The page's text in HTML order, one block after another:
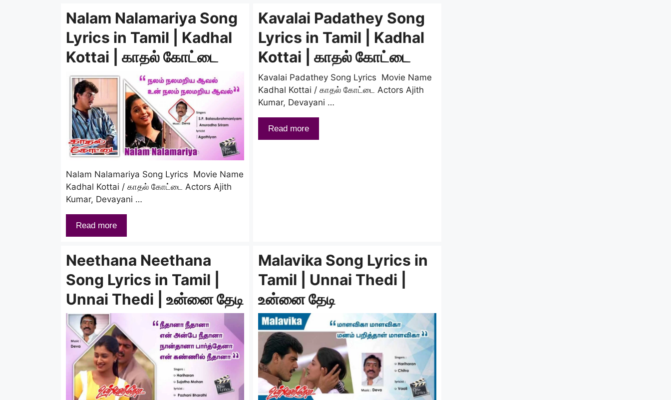
Nalam Nalamariya Song
Lyrics in Tamil | Kadhal
Kottai | காதல் கோட்டை
Nalam Nalamariya Song Lyrics Movie Name
Kadhal Kottai / காதல் கோட்டை Actors Ajith
Kumar, Devayani …
Read more
Kavalai Padathey Song
Lyrics in Tamil | Kadhal
Kottai | காதல் கோட்டை
Kavalai Padathey Song Lyrics Movie Name
Kadhal Kottai / காதல் கோட்டை Actors Ajith
Kumar, Devayani …
Read more
Neethana Neethana
Song Lyrics in Tamil |
Unnai Thedi | உன்னை தேடி
Malavika Song Lyrics in
Tamil | Unnai Thedi |
உன்னை தேடி